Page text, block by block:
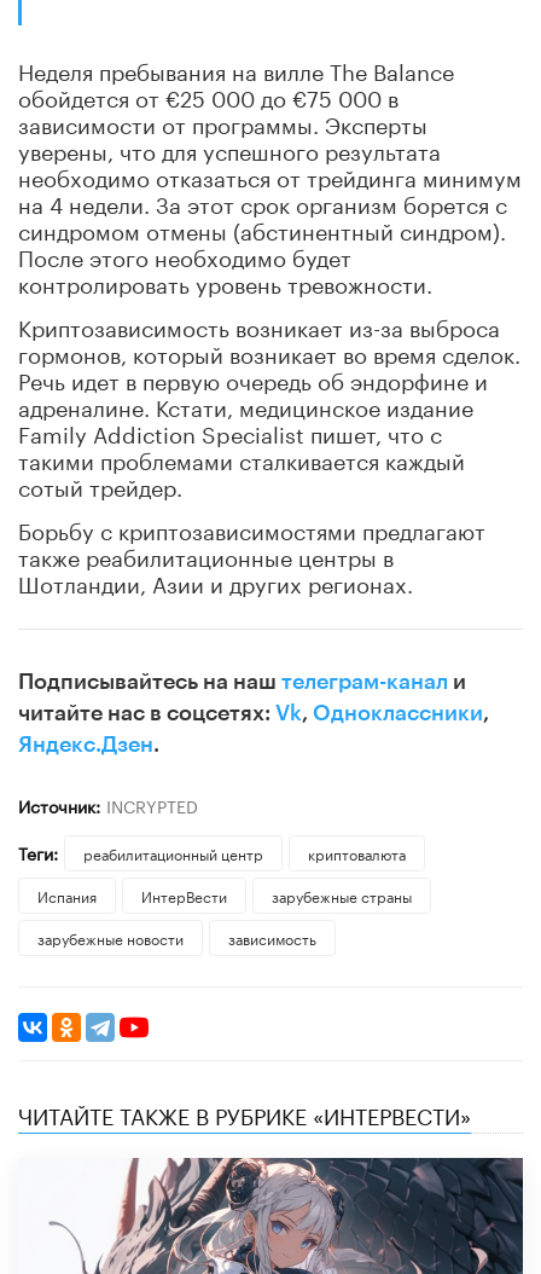
Неделя пребывания на вилле The Balance
обойдется от €25 000 до €75 000 в
зависимости от программы. Эксперты
уверены, что для успешного результата
необходимо отказаться от трейдинга минимум
на 4 недели. За этот срок организм борется с
синдромом отмены (абстинентный синдром).
После этого необходимо будет
контролировать уровень тревожности.
Криптозависимость возникает из-за выброса
гормонов, который возникает во время сделок.
Речь идет в первую очередь об эндорфине и
адреналине. Кстати, медицинское издание
Family Addiction Specialist пишет, что с
такими проблемами сталкивается каждый
сотый трейдер.
Борьбу с криптозависимостями предлагают
также реабилитационные центры в
Шотландии, Азии и других регионах.
Подписывайтесь на наш телеграм-канал и
читайте нас в соцсетях: Vk, Одноклассники,
Яндекс.Дзен.
Источник: INCRYPTED
Теги:
реабилитационный центр
криптовалюта
Испания
ИнтерВести
зарубежные страны
зарубежные новости
зависимость
ЧИТАЙТЕ ТАКЖЕ В РУБРИКЕ «ИНТЕРВЕСТИ»